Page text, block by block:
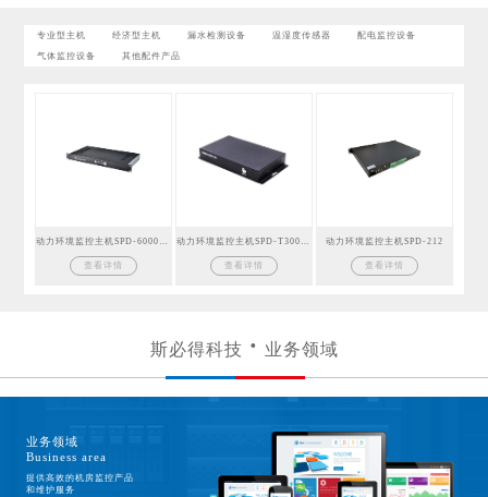
专业型主机 经济型主机 漏水检测设备 温湿度传感器 配电监控设备
气体监控设备 其他配件产品
查看详情 查看详情
动力环境监控主机SPD-212
查看详情
斯必得科技 业务领域
业务领域
Business area
提供高效的机房监控产品
和维护服务